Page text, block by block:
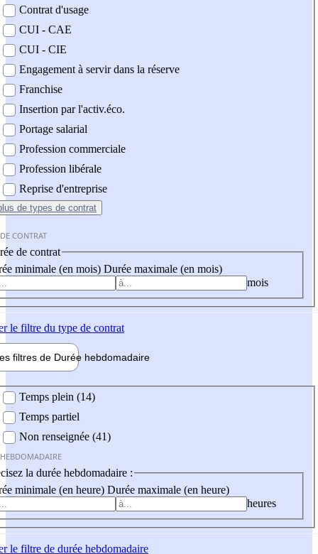
Contrat d'usage
CUI - CAE
CUI - CIE
Engagement à servir dans la réserve
Franchise
Insertion par l'activ.éco.
Portage salarial
Profession commerciale
Profession libérale
Reprise d'entreprise
de types de contrat
CONTRAT
de contrat
minimale (en mois) Durée maximale (en mois)
mois
le filtre du type de contrat
filtres de Durée hebdomadaire
Temps plein (14)
Temps partiel
Non renseignée (41)
la durée hebdomadaire :
minimale (en heure) Durée maximale (en heure)
heures
le filtre de durée hebdomadaire